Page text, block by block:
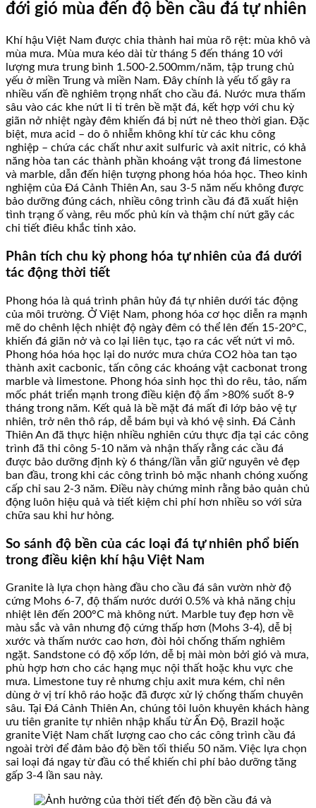
đới gió mùa đến độ bền cầu đá tự nhiên
Khí hậu Việt Nam được chia thành hai mùa rõ rệt: mùa khô và
mùa mưa. Mùa mưa kéo dài từ tháng 5 đến tháng 10 với
lượng mưa trung bình 1.500-2.500mm/năm, tập trung chủ
yếu ở miền Trung và miền Nam. Đây chính là yếu tố gây ra
nhiều vấn đề nghiêm trọng nhất cho cầu đá. Nước mưa thấm
sâu vào các khe nứt li ti trên bề mặt đá, kết hợp với chu kỳ
giãn nở nhiệt ngày đêm khiến đá bị nứt nẻ theo thời gian. Đặc
biệt, mưa acid – do ô nhiễm không khí từ các khu công
nghiệp – chứa các chất như axit sulfuric và axit nitric, có khả
năng hòa tan các thành phần khoáng vật trong đá limestone
và marble, dẫn đến hiện tượng phong hóa hóa học. Theo kinh
nghiệm của Đá Cảnh Thiên An, sau 3-5 năm nếu không được
bảo dưỡng đúng cách, nhiều công trình cầu đá đã xuất hiện
tình trạng ố vàng, rêu mốc phủ kín và thậm chí nứt gãy các
chi tiết điêu khắc tinh xảo.
Phân tích chu kỳ phong hóa tự nhiên của đá dưới
tác động thời tiết
Phong hóa là quá trình phân hủy đá tự nhiên dưới tác động
của môi trường. Ở Việt Nam, phong hóa cơ học diễn ra mạnh
mẽ do chênh lệch nhiệt độ ngày đêm có thể lên đến 15-20°C,
khiến đá giãn nở và co lại liên tục, tạo ra các vết nứt vi mô.
Phong hóa hóa học lại do nước mưa chứa CO2 hòa tan tạo
thành axit cacbonic, tấn công các khoáng vật cacbonat trong
marble và limestone. Phong hóa sinh học thì do rêu, tảo, nấm
mốc phát triển mạnh trong điều kiện độ ẩm >80% suốt 8-9
tháng trong năm. Kết quả là bề mặt đá mất đi lớp bảo vệ tự
nhiên, trở nên thô ráp, dễ bám bụi và khó vệ sinh. Đá Cảnh
Thiên An đã thực hiện nhiều nghiên cứu thực địa tại các công
trình đã thi công 5-10 năm và nhận thấy rằng các cầu đá
được bảo dưỡng định kỳ 6 tháng/lần vẫn giữ nguyên vẻ đẹp
ban đầu, trong khi các công trình bỏ mặc nhanh chóng xuống
cấp chỉ sau 2-3 năm. Điều này chứng minh rằng bảo quản chủ
động luôn hiệu quả và tiết kiệm chi phí hơn nhiều so với sửa
chữa sau khi hư hỏng.
So sánh độ bền của các loại đá tự nhiên phổ biến
trong điều kiện khí hậu Việt Nam
Granite là lựa chọn hàng đầu cho cầu đá sân vườn nhờ độ
cứng Mohs 6-7, độ thấm nước dưới 0.5% và khả năng chịu
nhiệt lên đến 200°C mà không nứt. Marble tuy đẹp hơn về
màu sắc và vân nhưng độ cứng thấp hơn (Mohs 3-4), dễ bị
xước và thấm nước cao hơn, đòi hỏi chống thấm nghiêm
ngặt. Sandstone có độ xốp lớn, dễ bị mài mòn bởi gió và mưa,
phù hợp hơn cho các hạng mục nội thất hoặc khu vực che
mưa. Limestone tuy rẻ nhưng chịu axit mưa kém, chỉ nên
dùng ở vị trí khô ráo hoặc đã được xử lý chống thấm chuyên
sâu. Tại Đá Cảnh Thiên An, chúng tôi luôn khuyên khách hàng
ưu tiên granite tự nhiên nhập khẩu từ Ấn Độ, Brazil hoặc
granite Việt Nam chất lượng cao cho các công trình cầu đá
ngoài trời để đảm bảo độ bền tối thiểu 50 năm. Việc lựa chọn
sai loại đá ngay từ đầu có thể khiến chi phí bảo dưỡng tăng
gấp 3-4 lần sau này.